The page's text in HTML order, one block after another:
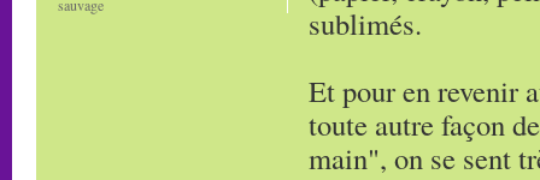
sublimés.
Et pour en revenir
toute autre façon
main", on se sent
sauvage